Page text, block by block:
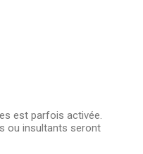
est parfois activée.
ou insultants seront